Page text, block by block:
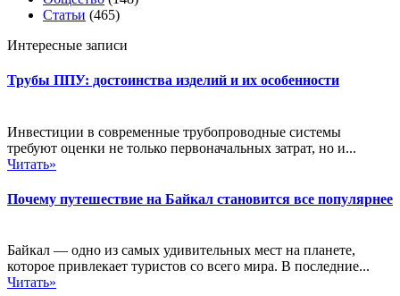
Статьи (465)
Интересные записи
Трубы ППУ: достоинства изделий и их особенности
Инвестиции в современные трубопроводные системы
требуют оценки не только первоначальных затрат, но и...
Читать»
Почему путешествие на Байкал становится все популярнее
Байкал — одно из самых удивительных мест на планете,
которое привлекает туристов со всего мира. В последние...
Читать»